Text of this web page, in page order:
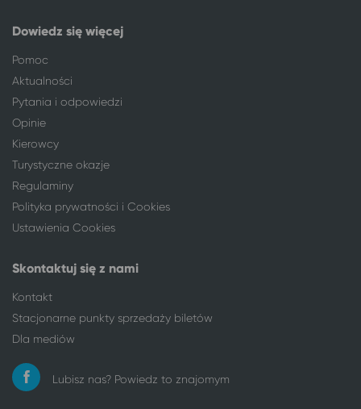
Ostrołęka
Połczyn-Zdrój
Pabianice
Połczyn-Zdrój
Piła
Płock
Poznań
Połczyn-Zdrój
Rzeszów
Sieradz
Słupsk
Połczyn-Zdrój
Sosnowiec
Świebodzin
Połczyn-Zdrój
Tarnów
Połczyn-Zdrój
Wałcz
Połczyn-Zdrój
Włocławek
Wrocław
Połczyn-Zdrój
Zielona Góra
Dowiedz się więcej
Pomoc
Aktualności
Pytania i odpowiedzi
Opinie
Kierowcy
Turystyczne okazje
Regulaminy
Polityka prywatności i Cookies
Ustawienia Cookies
Skontaktuj się z nami
Kontakt
Stacjonarne punkty sprzedaży biletów
Dla mediów
Lubisz nas? Powiedz to znajomym